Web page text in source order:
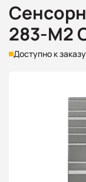
283-M2
Доступно к заказу